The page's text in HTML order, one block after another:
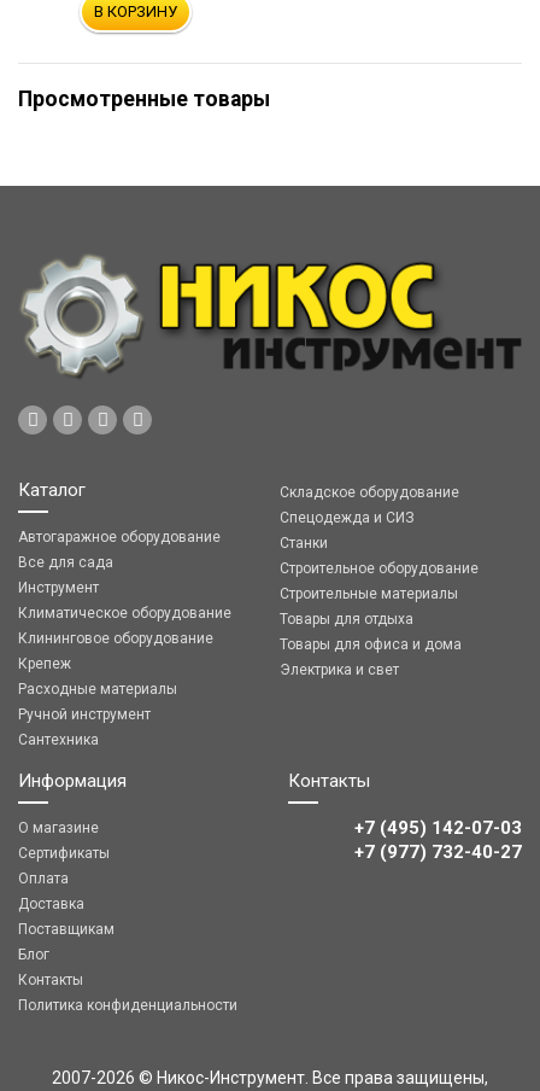
В КОРЗИНУ
Просмотренные товары
Каталог
Автогаражное оборудование
Все для сада
Инструмент
Климатическое оборудование
Клининговое оборудование
Крепеж
Расходные материалы
Ручной инструмент
Сантехника
Складское оборудование
Спецодежда и СИЗ
Станки
Строительное оборудование
Строительные материалы
Товары для отдыха
Товары для офиса и дома
Электрика и свет
Информация
О магазине
Сертификаты
Оплата
Доставка
Поставщикам
Блог
Контакты
Политика конфиденциальности
Контакты
+7 (495) 142-07-03
‎‎+7 (977) 732-40-27
2007-2026 © Никос-Инструмент. Все права защищены,